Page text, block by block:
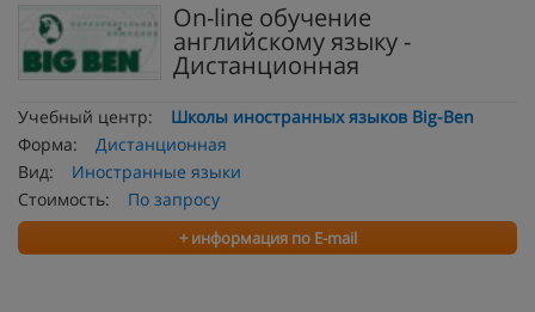
On-line обучение
английскому языку -
Дистанционная
Учебный центр:
Школы иностранных языков Big-Ben
Форма:
Дистанционная
Вид:
Иностранные языки
Стоимость:
По запросу
+ информация по E-mail